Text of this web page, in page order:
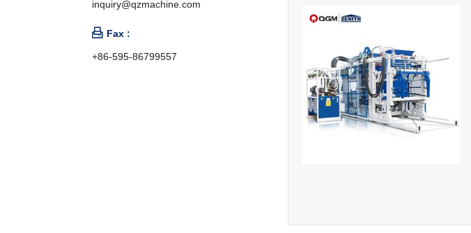
inquiry@qzmachine.com
 Fax :
+86-595-86799557